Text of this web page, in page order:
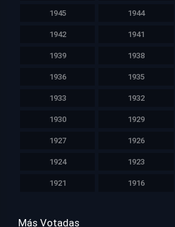
1945 1944
1942 1941
1939 1938
1936 1935
1933 1932
1930 1929
1927 1926
1924 1923
1921 1916
Más Votadas